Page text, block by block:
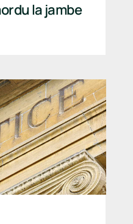
la jambe